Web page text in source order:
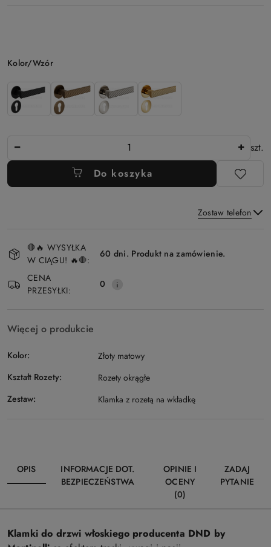
Wariant
Kolor/Wzór
szt.
Do koszyka
Zostaw telefon
i
dostawa
🛑🔥 WYSYŁKA
W CIĄGU! 🔥🛑:
60 dni. Produkt na zamówienie.
CENA
PRZESYŁKI:
0
Więcej o produkcie
Kolor:
Złoty matowy
Kształt Rozety:
Rozety okrągłe
Zestaw:
Klamka z rozetą na wkładkę
OPIS
INFORMACJE DOT.
BEZPIECZEŃSTWA
OPINIE I
OCENY
(0)
ZADAJ
PYTANIE
Klamki do drzwi włoskiego producenta DND by